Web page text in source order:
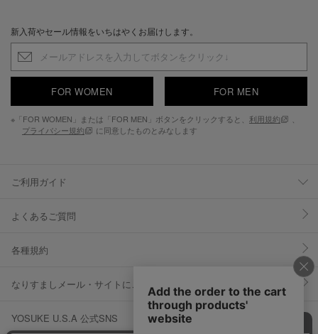
新入荷やセール情報をいちはやくお届けします。
FOR WOMEN FOR MEN
※「FOR WOMEN」または「FOR MEN」ボタンをクリックすると、 利用規約
プライバシー規約
に同意したものとみなします
ご利用ガイド
よくあるご質問
各種規約
なりすましメール・サイトにご注意ください
YOSUKE U.S.A 公式SNS